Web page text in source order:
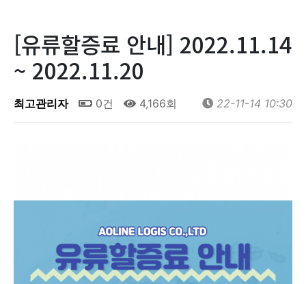
[유류할증료 안내] 2022.11.14
~ 2022.11.20
최고관리자 0건 4,166회 22-11-14 10:30